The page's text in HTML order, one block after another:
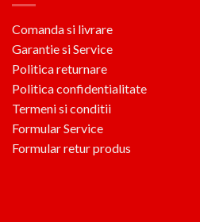
Comanda si livrare
Garantie si Service
Politica returnare
Politica confidentialitate
Termeni si conditii
Formular Service
Formular retur produs